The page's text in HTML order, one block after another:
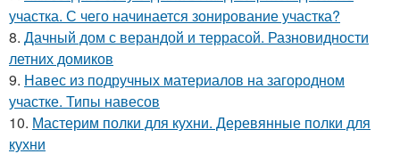
участка. С чего начинается зонирование участка?
8. Дачный дом с верандой и террасой. Разновидности
летних домиков
9. Навес из подручных материалов на загородном
участке. Типы навесов
10. Мастерим полки для кухни. Деревянные полки для
кухни